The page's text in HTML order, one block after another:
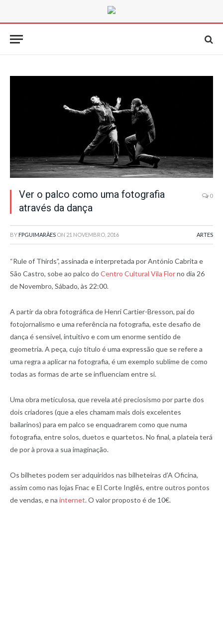
Ver o palco como uma fotografia
através da dança
0
BY FPGUIMARÃES ON 21 NOVEMBRO, 2016 ARTES
“Rule of Thirds”, assinada e interpretada por António Cabrita e
São Castro, sobe ao palco do Centro Cultural Vila Florno dia 26
de Novembro, Sábado, às 22:00.
A partir da obra fotográfica de Henri Cartier-Bresson, pai do
fotojornalismo e uma referência na fotografia, este desafio de
dança é sensível, intuitivo e com um enorme sentido de
geometria. A peça, cujo título é uma expressão que se refere a
uma regra a aplicar na fotografia, é um exemplo sublime de como
todas as formas de arte se influenciam entre si.
Uma obra meticulosa, que revela até preciosismo por parte dos
dois criadores (que a eles chamam mais dois excelentes
bailarinos) para em palco se enquadrarem como que numa
fotografia, entre solos, duetos e quartetos. No final, a plateia terá
de por à prova a sua imaginação.
Os bilhetes podem ser adquiridos nas bilheteiras d’A Oficina,
assim como nas lojas Fnac e El Corte Inglês, entre outros pontos
de vendas, e na internet. O valor proposto é de 10€.